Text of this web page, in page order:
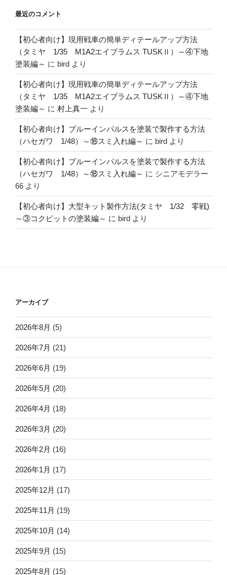
最近のコメント
【初心者向け】現用戦車の簡単ディテールアップ方法
（タミヤ 1/35 M1A2エイブラムス TUSKⅡ）～④下地
塗装編～ に bird より
【初心者向け】現用戦車の簡単ディテールアップ方法
（タミヤ 1/35 M1A2エイブラムス TUSKⅡ）～④下地
塗装編～ に 村上真一 より
【初心者向け】ブルーインパルスを塗装で製作する方法
（ハセガワ 1/48）～⑱スミ入れ編～ に bird より
【初心者向け】ブルーインパルスを塗装で製作する方法
（ハセガワ 1/48）～⑱スミ入れ編～ に シニアモデラー
66 より
【初心者向け】大型キット製作方法(タミヤ 1/32 零戦)
～③コクピットの塗装編～ に bird より
アーカイブ
2026年8月 (5)
2026年7月 (21)
2026年6月 (19)
2026年5月 (20)
2026年4月 (18)
2026年3月 (20)
2026年2月 (16)
2026年1月 (17)
2025年12月 (17)
2025年11月 (19)
2025年10月 (14)
2025年9月 (15)
2025年8月 (15)